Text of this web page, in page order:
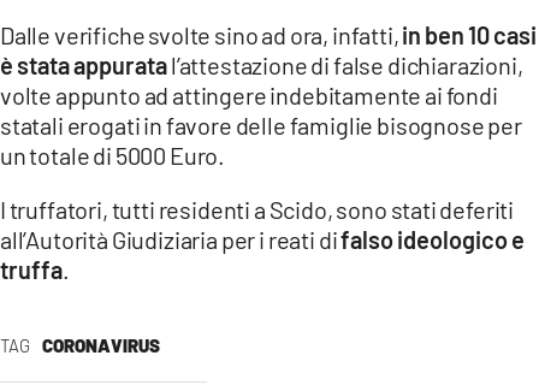
LACAPITALENEWS.IT
App
ANDROID
APPLE
TAG CORONAVIRUS
Dalle verifiche svolte sino ad ora, infatti,in ben 10 casi
è stata appuratal’attestazione di false dichiarazioni,
volte appunto ad attingere indebitamente ai fondi
statali erogati in favore delle famiglie bisognose per
un totale di 5000 Euro.
I truffatori, tutti residenti a Scido, sono stati deferiti
all’Autorità Giudiziaria per i reati difalso ideologico e
truffa